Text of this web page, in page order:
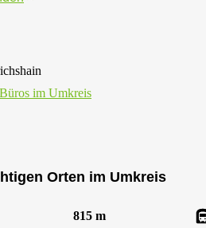
im Umkreis
Orten im Umkreis
815 m